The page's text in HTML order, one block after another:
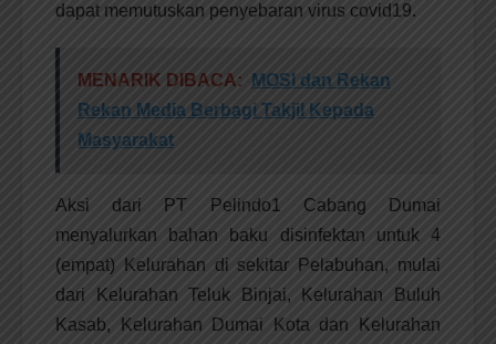
dapat memutuskan penyebaran virus covid19.
MENARIK DIBACA:
MOSI dan Rekan
Rekan Media Berbagi Takjil Kepada
Masyarakat
Aksi dari PT Pelindo1 Cabang Dumai
menyalurkan bahan baku disinfektan untuk 4
(empat) Kelurahan di sekitar Pelabuhan, mulai
dari Kelurahan Teluk Binjai, Kelurahan Buluh
Kasab, Kelurahan Dumai Kota dan Kelurahan